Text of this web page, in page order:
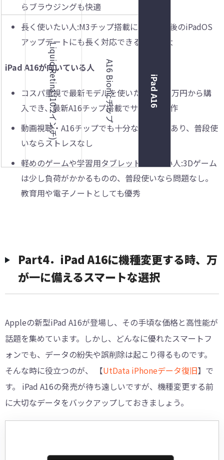
iPad A16
A16 Bionicチップ
Liquid Retina (10.2インチ)
らブラウジングも快適
長く使いたい人:M3チップ搭載により、今後のiPadOS
アップデートにも長く対応できる可能性大
iPad A16が向いている人
コスパ重視で最新モデルを使いたい人:約7万円から購
入でき、最新A16チップ搭載でサクサク動作
動画視聴・A16チップでも十分なパワーがあり、普段使
いならストレスなし
軽めのゲームや学習用タブレットが欲しい人:3Dゲーム
は少し負荷がかかるものの、普段使いなら問題なし。
教育用や電子ノートとしても優秀
Part4．iPad A16に機種変更する時、万
が一に備えるスマートな選択
Appleの新型iPad A16が登場し、その手頃な価格と高性能が
話題を集めています。しかし、どんなに優れたスマートフ
ォンでも、データの紛失や誤削除は起こり得るものです。
そんな時に役立つのが、 【UtData iPhoneデータ復旧】で
す。 iPad A16の発売が待ち遠しいですが、機種変更する前
に大切なデータをバックアップしておきましょう。